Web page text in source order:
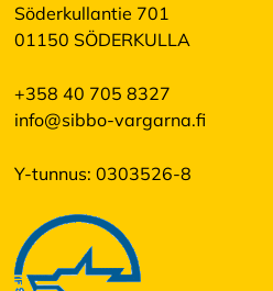
Söderkullantie 701
01150 SÖDERKULLA
+358 40 705 8327
info@sibbo-vargarna.fi
Y-tunnus: 0303526-8